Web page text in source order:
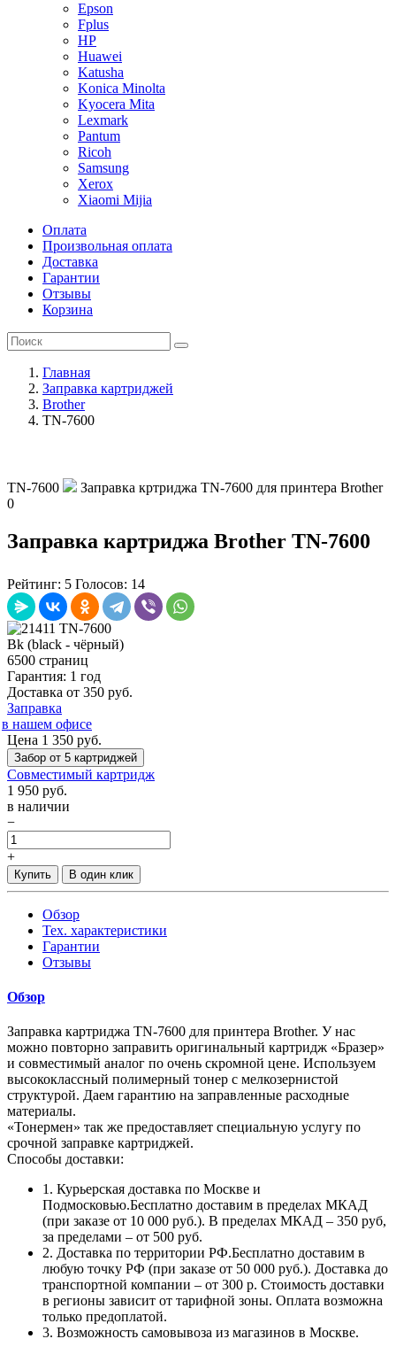
Epson
Fplus
HP
Huawei
Katusha
Konica Minolta
Kyocera Mita
Lexmark
Pantum
Ricoh
Samsung
Xerox
Xiaomi Mijia
Оплата
Произвольная оплата
Доставка
Гарантии
Отзывы
Корзина
Главная
Заправка картриджей
Brother
TN-7600
TN-7600
Заправка кртриджа TN-7600 для принтера Brother
0
Заправка картриджа Brother TN-7600
Рейтинг: 5 Голосов: 14
Bk (black - чёрный)
6500 страниц
Гарантия: 1 год
Доставка от 350 руб.
Заправка
в нашем офисе
Цена 1 350 руб.
Забор от 5 картриджей
Совместимый картридж
1 950 руб.
в наличии
−
+
Купить В один клик
Обзор
Тех. характеристики
Гарантии
Отзывы
Обзор
Заправка картриджа TN-7600 для принтера Brother. У нас
можно повторно заправить оригинальный картридж «Бразер»
и совместимый аналог по очень скромной цене. Используем
высококлассный полимерный тонер с мелкозернистой
структурой. Даем гарантию на заправленные расходные
материалы.
«Тонермен» так же предоставляет специальную услугу по
срочной заправке картриджей.
Способы доставки:
1. Курьерская доставка по Москве и
Подмосковью.Бесплатно доставим в пределах МКАД
(при заказе от 10 000 руб.). В пределах МКАД – 350 руб,
за пределами – от 500 руб.
2. Доставка по территории РФ.Бесплатно доставим в
любую точку РФ (при заказе от 50 000 руб.). Доставка до
транспортной компании – от 300 р. Стоимость доставки
в регионы зависит от тарифной зоны. Оплата возможна
только предоплатой.
3. Возможность самовывоза из магазинов в Москве.